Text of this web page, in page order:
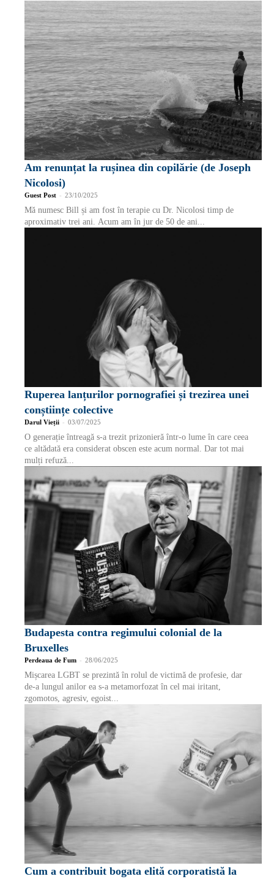
Am renunțat la rușinea din copilărie (de Joseph
Nicolosi)
Guest Post - 23/10/2025
Mă numesc Bill și am fost în terapie cu Dr. Nicolosi timp de
aproximativ trei ani. Acum am în jur de 50 de ani...
Ruperea lanțurilor pornografiei și trezirea unei
conștiințe colective
Darul Vieții - 03/07/2025
O generație întreagă s-a trezit prizonieră într-o lume în care ceea
ce altădată era considerat obscen este acum normal. Dar tot mai
mulți refuză...
Budapesta contra regimului colonial de la
Bruxelles
Perdeaua de Fum - 28/06/2025
Mișcarea LGBT se prezintă în rolul de victimă de profesie, dar
de-a lungul anilor ea s-a metamorfozat în cel mai iritant,
zgomotos, agresiv, egoist...
Cum a contribuit bogata elită corporatistă la